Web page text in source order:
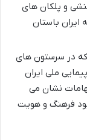
و پلکان های
باستان
در سرستون های
ملی ایران
نشان می
فرهنگ و هویت